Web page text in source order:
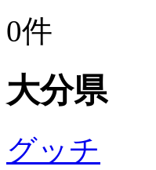
0件
大分県
グッチ